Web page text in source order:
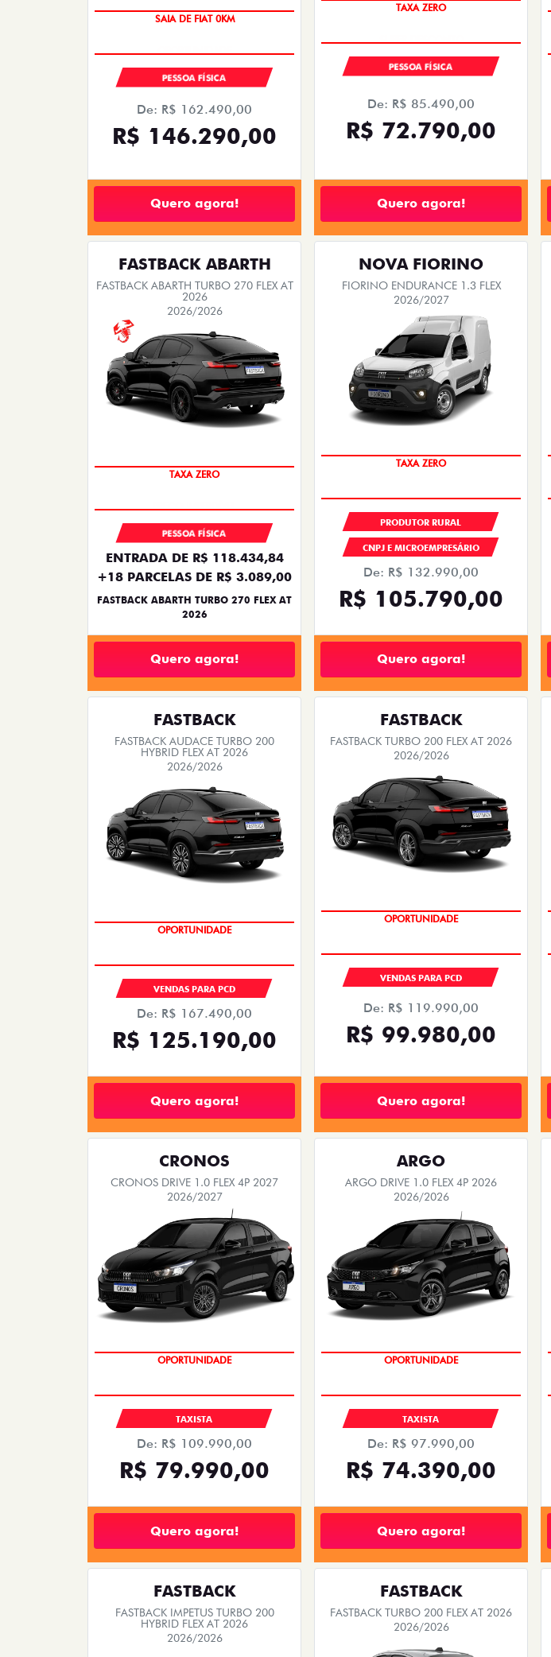
SAIA DE FIAT 0KM
PESSOA FÍSICA
De: R$ 162.490,00
R$ 146.290,00
Quero agora!
TAXA ZERO
PESSOA FÍSICA
De: R$ 85.490,00
R$ 72.790,00
Quero agora!
FASTBACK ABARTH
FASTBACK ABARTH TURBO 270 FLEX AT
2026
2026/2026
TAXA ZERO
PESSOA FÍSICA
ENTRADA DE R$ 118.434,84
+18 PARCELAS DE R$ 3.089,00
FASTBACK ABARTH TURBO 270 FLEX AT
2026
Quero agora!
NOVA FIORINO
FIORINO ENDURANCE 1.3 FLEX
2026/2027
TAXA ZERO
PRODUTOR RURAL
CNPJ E MICROEMPRESÁRIO
De: R$ 132.990,00
R$ 105.790,00
Quero agora!
FASTBACK
FASTBACK AUDACE TURBO 200
HYBRID FLEX AT 2026
2026/2026
OPORTUNIDADE
VENDAS PARA PCD
De: R$ 167.490,00
R$ 125.190,00
Quero agora!
FASTBACK
FASTBACK TURBO 200 FLEX AT 2026
2026/2026
OPORTUNIDADE
VENDAS PARA PCD
De: R$ 119.990,00
R$ 99.980,00
Quero agora!
CRONOS
CRONOS DRIVE 1.0 FLEX 4P 2027
2026/2027
OPORTUNIDADE
TAXISTA
De: R$ 109.990,00
R$ 79.990,00
Quero agora!
ARGO
ARGO DRIVE 1.0 FLEX 4P 2026
2026/2026
OPORTUNIDADE
TAXISTA
De: R$ 97.990,00
R$ 74.390,00
Quero agora!
FASTBACK
FASTBACK IMPETUS TURBO 200
HYBRID FLEX AT 2026
2026/2026
FASTBACK
FASTBACK TURBO 200 FLEX AT 2026
2026/2026